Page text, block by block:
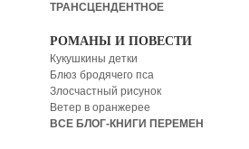
ТРАНСЦЕНДЕНТНОЕ
РОМАНЫ И ПОВЕСТИ
Кукушкины детки
Блюз бродячего пса
Злосчастный рисунок
Ветер в оранжерее
ВСЕ БЛОГ-КНИГИ ПЕРЕМЕН